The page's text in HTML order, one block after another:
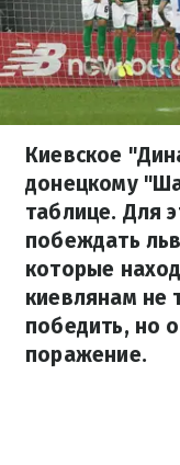
Киевское
донецкому
таблице. Для
побеждать
которые
киевлянам не
победить, но
поражение.